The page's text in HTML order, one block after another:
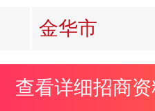
金华市
查看详细招商